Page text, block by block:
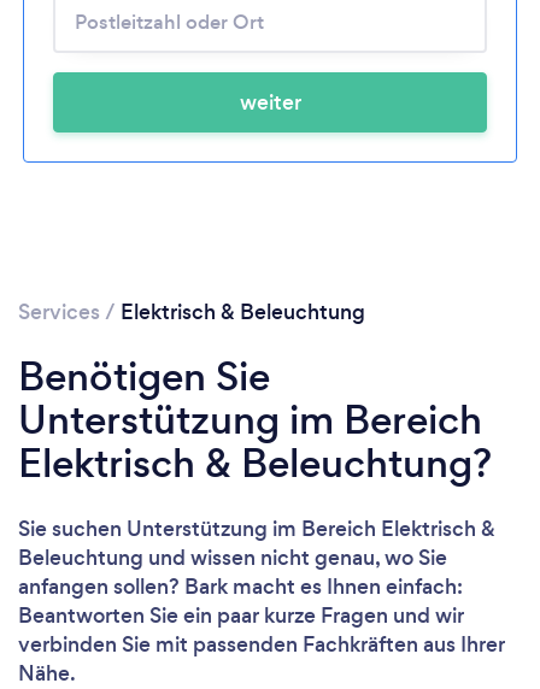
weiter
Services / Elektrisch & Beleuchtung
Benötigen Sie
Unterstützung im Bereich
Elektrisch & Beleuchtung?
Sie suchen Unterstützung im Bereich Elektrisch &
Beleuchtung und wissen nicht genau, wo Sie
anfangen sollen? Bark macht es Ihnen einfach:
Beantworten Sie ein paar kurze Fragen und wir
verbinden Sie mit passenden Fachkräften aus Ihrer
Nähe.